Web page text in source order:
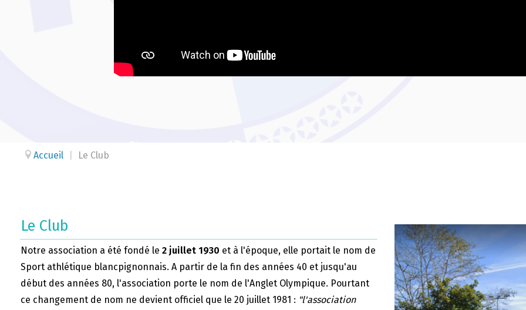
Accueil Le Club
Le Club
Notre association a été fondé le 2 juillet 1930 et à l'époque, elle portait le nom de
Sport athlétique blancpignonnais. A partir de la fin des années 40 et jusqu'au
début des années 80, l'association porte le nom de l'Anglet Olympique. Pourtant
ce changement de nom ne devient officiel que le 20 juillet 1981 : "l'association